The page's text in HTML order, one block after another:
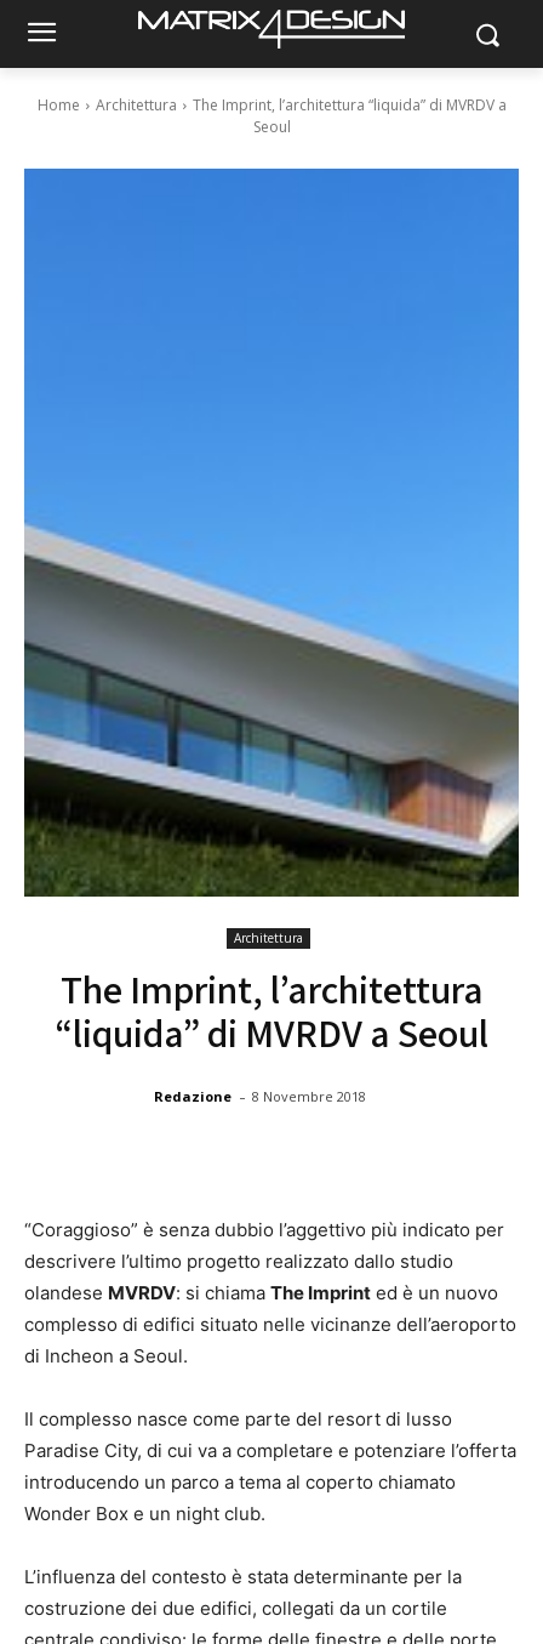
Home Architettura
The Imprint, l’architettura “liquida” di MVRDV a
Seoul
Architettura
The Imprint, l’architettura
“liquida” di MVRDV a Seoul
Redazione - 8 Novembre 2018
“Coraggioso” è senza dubbio l’aggettivo più indicato per
descrivere l’ultimo progetto realizzato dallo studio
olandese MVRDV: si chiama The Imprint ed è un nuovo
complesso di edifici situato nelle vicinanze dell’aeroporto
di Incheon a Seoul.
Il complesso nasce come parte del resort di lusso
Paradise City, di cui va a completare e potenziare l’offerta
introducendo un parco a tema al coperto chiamato
Wonder Box e un night club.
L’influenza del contesto è stata determinante per la
costruzione dei due edifici, collegati da un cortile